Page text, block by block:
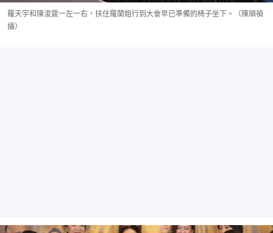
羅天宇和陳浚霆一左一右，扶住羅蘭姐行到大會早已準備的椅子坐下。（陳順禎
攝）